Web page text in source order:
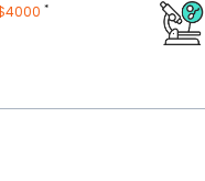
*